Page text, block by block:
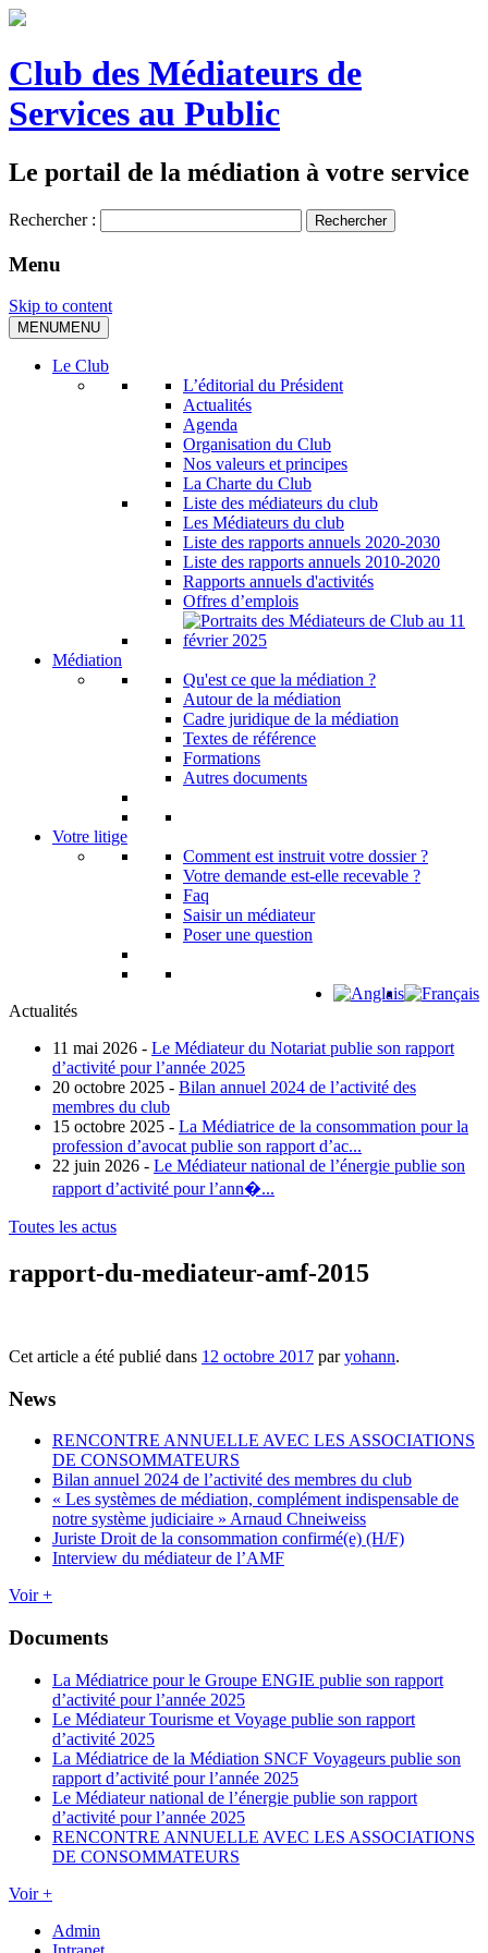
Club des Médiateurs de
Services au Public
Le portail de la médiation à votre service
Rechercher :
Menu
Skip to content
MENUMENU
Le Club
L’éditorial du Président
Actualités
Agenda
Organisation du Club
Nos valeurs et principes
La Charte du Club
Liste des médiateurs du club
Les Médiateurs du club
Liste des rapports annuels 2020-2030
Liste des rapports annuels 2010-2020
Rapports annuels d'activités
Offres d’emplois
Médiation
Qu'est ce que la médiation ?
Autour de la médiation
Cadre juridique de la médiation
Textes de référence
Formations
Autres documents
Votre litige
Comment est instruit votre dossier ?
Votre demande est-elle recevable ?
Faq
Saisir un médiateur
Poser une question
Actualités
11 mai 2026 - Le Médiateur du Notariat publie son rapport
d’activité pour l’année 2025
20 octobre 2025 - Bilan annuel 2024 de l’activité des
membres du club
15 octobre 2025 - La Médiatrice de la consommation pour la
profession d’avocat publie son rapport d’ac...
22 juin 2026 - Le Médiateur national de l’énergie publie son
rapport d’activité pour l’ann�...
Toutes les actus
rapport-du-mediateur-amf-2015
Cet article a été publié dans 12 octobre 2017 paryohann.
News
RENCONTRE ANNUELLE AVEC LES ASSOCIATIONS
DE CONSOMMATEURS
Bilan annuel 2024 de l’activité des membres du club
« Les systèmes de médiation, complément indispensable de
notre système judiciaire » Arnaud Chneiweiss
Juriste Droit de la consommation confirmé(e) (H/F)
Interview du médiateur de l’AMF
Voir +
Documents
La Médiatrice pour le Groupe ENGIE publie son rapport
d’activité pour l’année 2025
Le Médiateur Tourisme et Voyage publie son rapport
d’activité 2025
La Médiatrice de la Médiation SNCF Voyageurs publie son
rapport d’activité pour l’année 2025
Le Médiateur national de l’énergie publie son rapport
d’activité pour l’année 2025
RENCONTRE ANNUELLE AVEC LES ASSOCIATIONS
DE CONSOMMATEURS
Voir +
Admin